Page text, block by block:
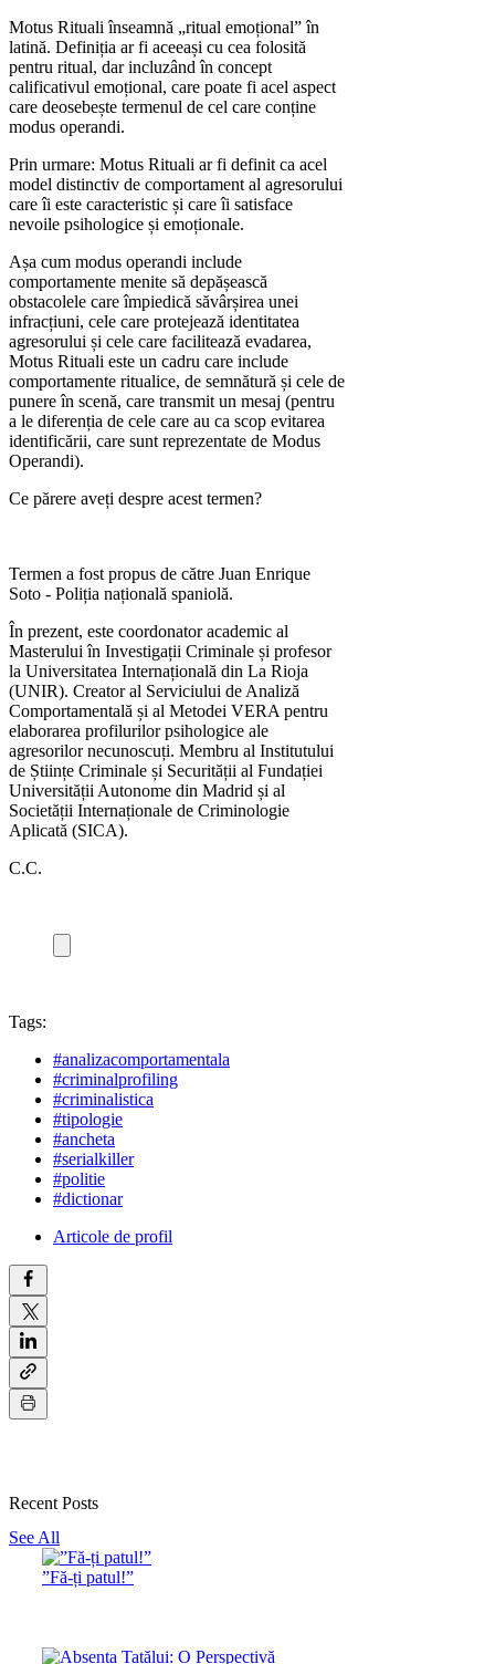
Motus Rituali înseamnă „ritual emoțional” în
latină. Definiția ar fi aceeași cu cea folosită
pentru ritual, dar incluzând în concept
calificativul emoțional, care poate fi acel aspect
care deosebește termenul de cel care conține
modus operandi.
Prin urmare: Motus Rituali ar fi definit ca acel
model distinctiv de comportament al agresorului
care îi este caracteristic și care îi satisface
nevoile psihologice și emoționale.
Așa cum modus operandi include
comportamente menite să depășească
obstacolele care împiedică săvârșirea unei
infracțiuni, cele care protejează identitatea
agresorului și cele care facilitează evadarea,
Motus Rituali este un cadru care include
comportamente ritualice, de semnătură și cele de
punere în scenă, care transmit un mesaj (pentru
a le diferenția de cele care au ca scop evitarea
identificării, care sunt reprezentate de Modus
Operandi).
Ce părere aveți despre acest termen?
Termen a fost propus de către Juan Enrique
Soto - Poliția națională spaniolă.
În prezent, este coordonator academic al
Masterului în Investigații Criminale și profesor
la Universitatea Internațională din La Rioja
(UNIR). Creator al Serviciului de Analiză
Comportamentală și al Metodei VERA pentru
elaborarea profilurilor psihologice ale
agresorilor necunoscuți. Membru al Institutului
de Științe Criminale și Securității al Fundației
Universității Autonome din Madrid și al
Societății Internaționale de Criminologie
Aplicată (SICA).
C.C.
Tags:
#analizacomportamentala
#criminalprofiling
#criminalistica
#tipologie
#ancheta
#serialkiller
#politie
#dictionar
Articole de profil
Recent Posts
See All
”Fă-ți patul!”